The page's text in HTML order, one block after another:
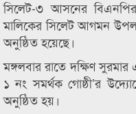
সিলেট-৩ আসনের
মালিকের সিলেট আগমন
অনুষ্ঠিত হয়েছে।
মঙ্গলবার রাতে দক্ষিণ
১ নং সমর্থক গোষ্ঠী’র
অনুষ্ঠিত হয়।